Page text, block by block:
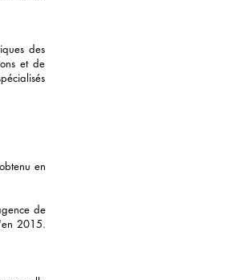
des
et de
obtenu en
de
2015.